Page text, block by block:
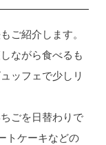
ご紹介します。
ながら食べるも
ッフェで少しリ
ごを日替わりで
トケーキなどの